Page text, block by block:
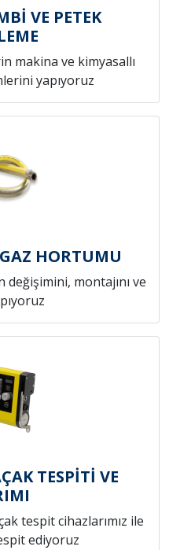
VE PETEK
makina ve kimyasallı
yapıyoruz
HORTUMU
değişimini, montajını ve
TESPİTİ VE
tespit cihazlarımız ile
ediyoruz